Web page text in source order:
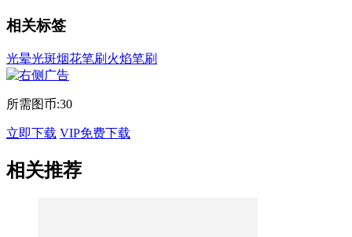
相关标签
光晕光斑烟花笔刷 火焰笔刷
所需图币:30
立即下载 VIP免费下载
相关推荐